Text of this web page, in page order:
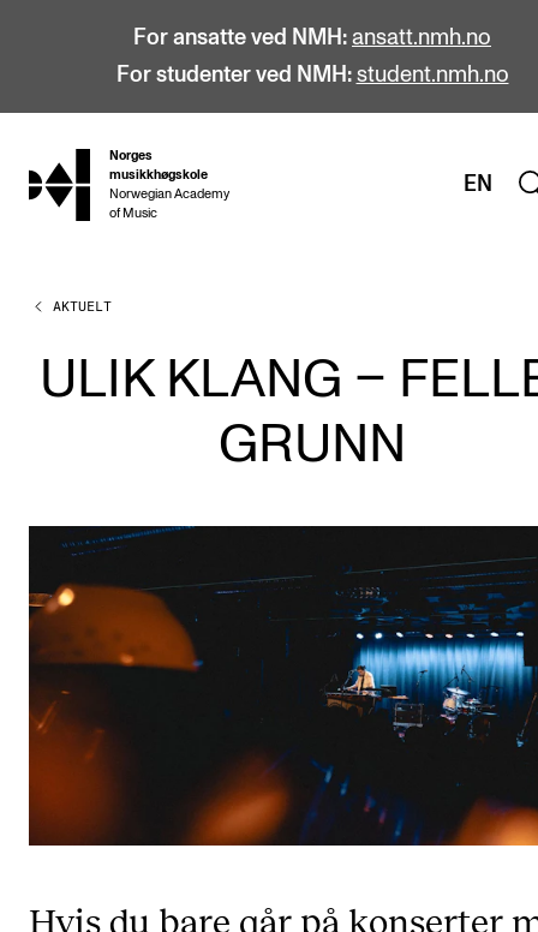
For ansatte ved NMH: ansatt.nmh.no
For studenter ved NMH: student.nmh.no
hjem
Norges
musikkhøgskole
Norwegian Academy
of Music
EN
STUDIER
Alle studier
Bachelor
Årsstudium og videreutdanning
Talentutvikling
STUDENTLIV
Studentutvalet SUT (student.nmh.no)
AKTUELT
ULIK KLANG –
GRUNN
Hvis du bare går på konserter